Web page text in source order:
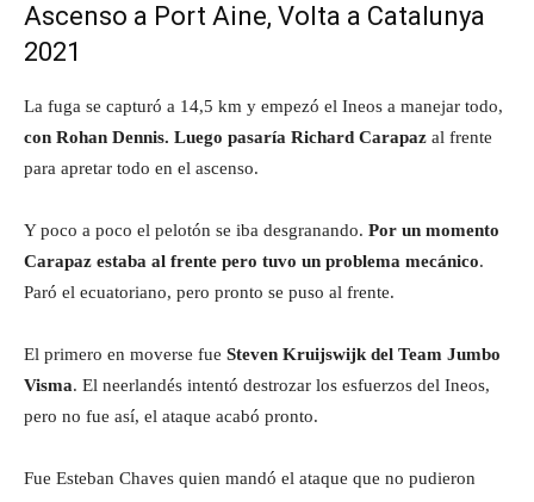
Ascenso a Port Aine, Volta a Catalunya
2021
La fuga se capturó a 14,5 km y empezó el Ineos a manejar todo,
con Rohan Dennis. Luego pasaría Richard Carapaz al frente
para apretar todo en el ascenso.
Y poco a poco el pelotón se iba desgranando. Por un momento
Carapaz estaba al frente pero tuvo un problema mecánico.
Paró el ecuatoriano, pero pronto se puso al frente.
El primero en moverse fue Steven Kruijswijk del Team Jumbo
Visma. El neerlandés intentó destrozar los esfuerzos del Ineos,
pero no fue así, el ataque acabó pronto.
Fue Esteban Chaves quien mandó el ataque que no pudieron